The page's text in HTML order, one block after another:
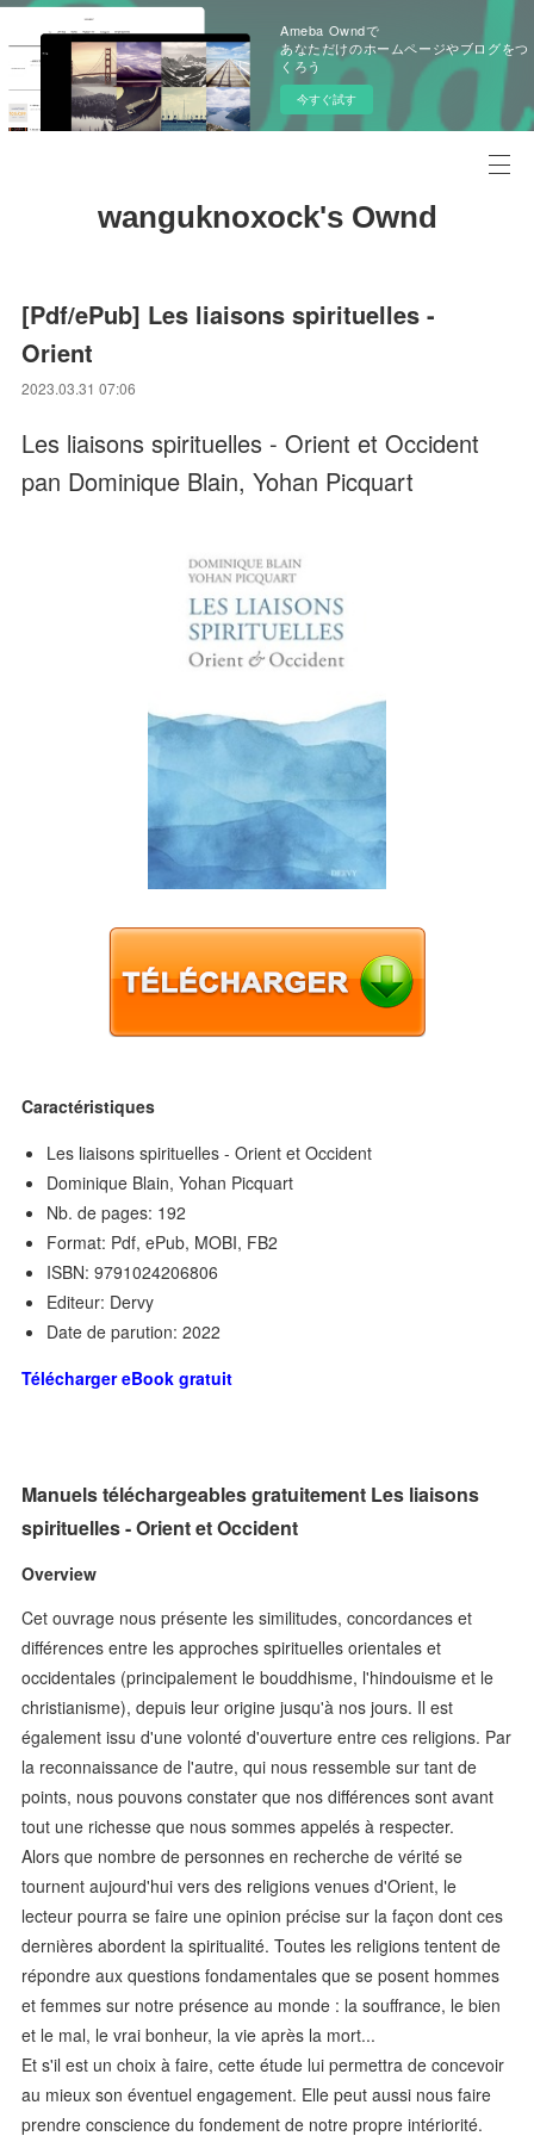
Ameba Owndで
あなただけのホームページやブログをつ
くろう
今すぐ試す
wanguknoxock's Ownd
[Pdf/ePub] Les liaisons spirituelles -
Orient
2023.03.31 07:06
Les liaisons spirituelles - Orient et Occident
pan Dominique Blain, Yohan Picquart
Caractéristiques
Les liaisons spirituelles - Orient et Occident
Dominique Blain, Yohan Picquart
Nb. de pages: 192
Format: Pdf, ePub, MOBI, FB2
ISBN: 9791024206806
Editeur: Dervy
Date de parution: 2022
Télécharger eBook gratuit
Manuels téléchargeables gratuitement Les liaisons
spirituelles - Orient et Occident
Overview
Cet ouvrage nous présente les similitudes, concordances et
différences entre les approches spirituelles orientales et
occidentales (principalement le bouddhisme, l'hindouisme et le
christianisme), depuis leur origine jusqu'à nos jours. Il est
également issu d'une volonté d'ouverture entre ces religions. Par
la reconnaissance de l'autre, qui nous ressemble sur tant de
points, nous pouvons constater que nos différences sont avant
tout une richesse que nous sommes appelés à respecter.
Alors que nombre de personnes en recherche de vérité se
tournent aujourd'hui vers des religions venues d'Orient, le
lecteur pourra se faire une opinion précise sur la façon dont ces
dernières abordent la spiritualité. Toutes les religions tentent de
répondre aux questions fondamentales que se posent hommes
et femmes sur notre présence au monde : la souffrance, le bien
et le mal, le vrai bonheur, la vie après la mort...
Et s'il est un choix à faire, cette étude lui permettra de concevoir
au mieux son éventuel engagement. Elle peut aussi nous faire
prendre conscience du fondement de notre propre intériorité.